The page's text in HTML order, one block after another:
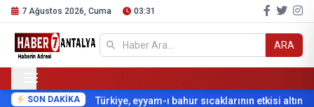
7 Ağustos 2026, Cuma 03:31
ARA
SON DAKİKA Türkiye, eyyam-ı bahur sıcaklarının etkisi altına